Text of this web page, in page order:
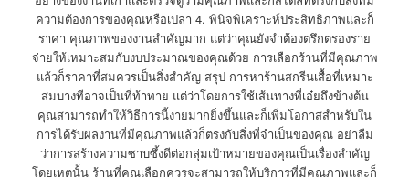
ความต้องการของคุณหรือเปล่า 4. พินิจพิเคราะห์ประสิทธิภาพและก็
ราคา คุณภาพของงานสำคัญมาก แต่ว่าคุณยังจำต้องตรึกตรองราย
จ่ายให้เหมาะสมกับงบประมาณของคุณด้วย การเลือกร้านที่มีคุณภาพ
แล้วก็ราคาที่สมควรเป็นสิ่งสำคัญ สรุป การหาร้านสกรีนเสื้อที่เหมาะ
สมบางทีอาจเป็นที่ท้าทาย แต่ว่าโดยการใช้เส้นทางที่เอ๋ยถึงข้างต้น
คุณสามารถทำให้วิธีการนี้ง่ายมากยิ่งขึ้นและก็เพิ่มโอกาสสำหรับใน
การได้รับผลงานที่มีคุณภาพแล้วก็ตรงกับสิ่งที่จำเป็นของคุณ อย่าลืม
ว่าการสร้างความซาบซึ้งดีต่อกลุ่มเป้าหมายของคุณเป็นเรื่องสำคัญ
โดยเหตุนั้น ร้านที่คุณเลือกควรจะสามารถให้บริการที่มีคุณภาพและก็